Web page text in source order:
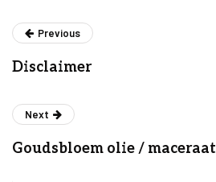
Previous
Disclaimer
Next
Goudsbloem olie / maceraat